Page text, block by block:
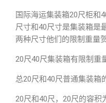
国际海运集装箱20尺柜和
尺寸和40尺寸是集装箱是
两种尺寸他们的限制重量
20尺40尺集装箱有限制重
总20尺和40尺普通集装箱
20尺和40尺，20尺的容积